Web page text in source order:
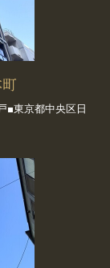
■東京都中央区日